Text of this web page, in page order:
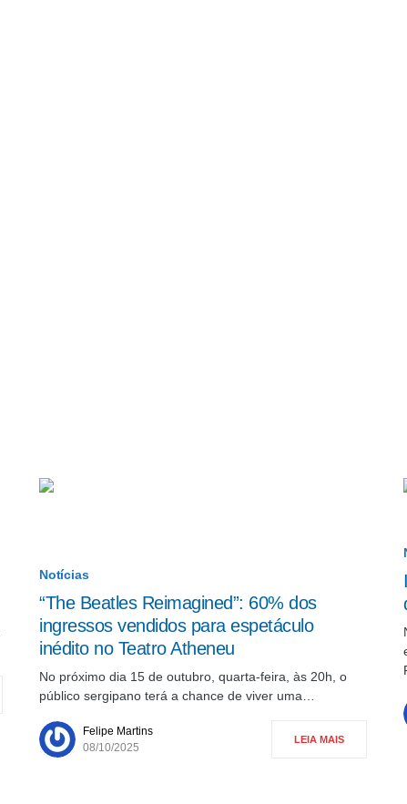
Notícias
“The Beatles Reimagined”: 60% dos
ingressos vendidos para espetáculo
inédito no Teatro Atheneu
No próximo dia 15 de outubro, quarta-feira, às 20h, o
público sergipano terá a chance de viver uma…
Felipe Martins
08/10/2025
LEIA MAIS